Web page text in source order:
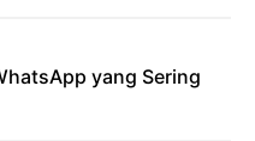
yang Sering